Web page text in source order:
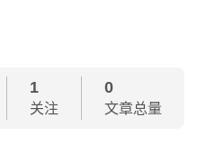
1
关注
0
文章总量